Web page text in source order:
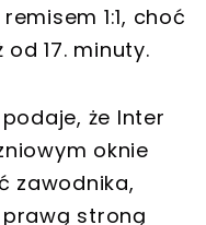
1:1, choć
od 17. minuty.
że Inter
oknie
zawodnika,
stroną